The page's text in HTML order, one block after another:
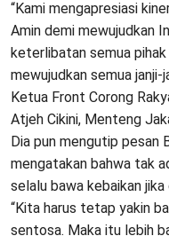
“Kami mengapresiasi
Amin demi mewujudkan
keterlibatan semua
mewujudkan semua janji-
Ketua Front Corong
Atjeh Cikini, Menteng
Dia pun mengutip pesan
mengatakan bahwa tak
selalu bawa kebaikan
“Kita harus tetap yakin
sentosa. Maka itu lebih